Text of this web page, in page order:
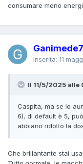
consumare meno
Inserita: 11
Il 11/5/2025
Caspita, ma se lo
6), di default è 5,
abbiano ridotto la
Che brillantante stai